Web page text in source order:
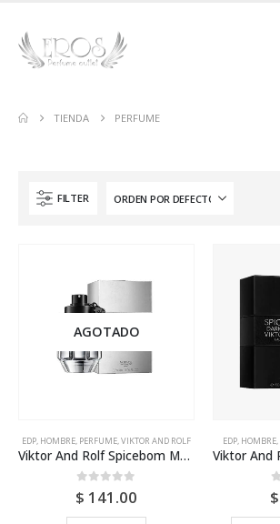
TIENDA PERFUME
FILTER
AGOTADO
EDP, HOMBRE, PERFUME,VIKTOR AND ROLF
Viktor And Rolf Spicebom Metallic Musk Edp 90ml Para Hombre
0 out of 5
$ 141.00
EDP, HOMBRE,
0
$